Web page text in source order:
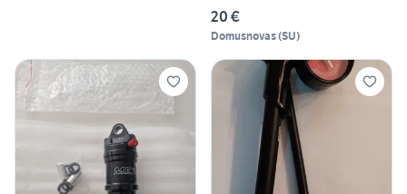
20 €
Domusnovas(SU)